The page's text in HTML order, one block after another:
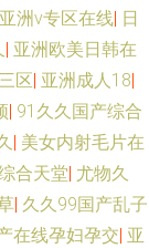
洲v专区在线| 日
| 亚洲欧美日韩在
区| 亚洲成人18|
| 91久久国产综合
| 美女内射毛片在
合天堂| 尤物久
| 久久99国产乱子
在线孕妇孕交| 亚